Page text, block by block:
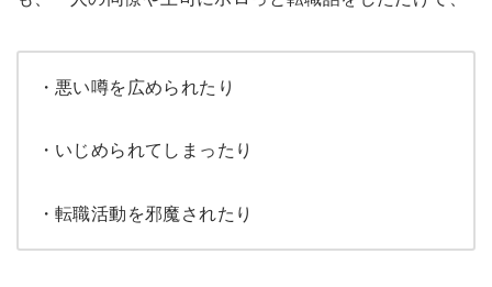
・悪い噂を広められたり
・いじめられてしまったり
・転職活動を邪魔されたり